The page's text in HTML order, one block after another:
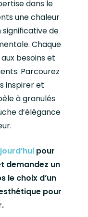
En
à
granulés
facilité
contrôle
est
de
en
de
le poêle
Cela
à bois
à
contrôle
dans le
une chaleur
de
Chaque
besoins et
Parcourez
inspirer et
à granulés
d’élégance
pour
demandez un
le choix d’un
pour